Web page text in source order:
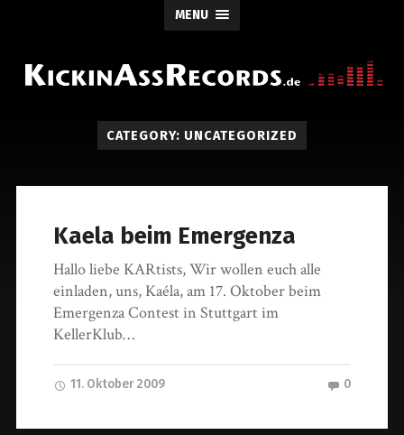
MENU
CATEGORY: UNCATEGORIZED
Kaela beim Emergenza
Hallo liebe KARtists, Wir wollen euch alle
einladen, uns, Kaéla, am 17. Oktober beim
Emergenza Contest in Stuttgart im
KellerKlub…
11. Oktober 2009 0